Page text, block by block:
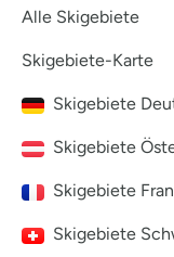
Alle Skigebiete
Skigebiete-Karte
Skigebiete
Skigebiete
Skigebiete
Skigebiete